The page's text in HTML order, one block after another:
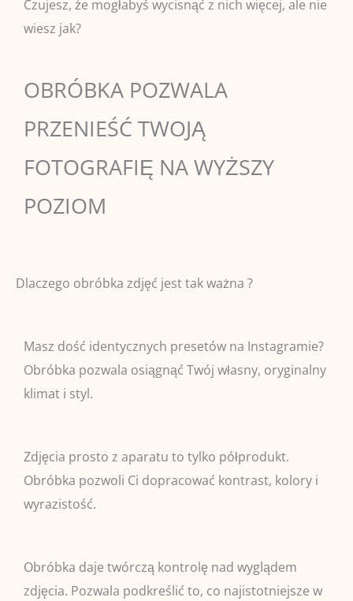
Czujesz, że mogłabyś wycisnąć z nich więcej, ale nie
wiesz jak?
OBRÓBKA POZWALA
PRZENIEŚĆ TWOJĄ
FOTOGRAFIĘ NA WYŻSZY
POZIOM​
Dlaczego obróbka zdjęć jest tak ważna ?
Masz dość identycznych presetów na Instagramie?
Obróbka pozwala osiągnąć Twój własny, oryginalny
klimat i styl.
Zdjęcia prosto z aparatu to tylko półprodukt.
Obróbka pozwoli Ci dopracować kontrast, kolory i
wyrazistość.
Obróbka daje twórczą kontrolę nad wyglądem
zdjęcia. Pozwala podkreślić to, co najistotniejsze w